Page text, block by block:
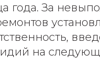
года. За
на